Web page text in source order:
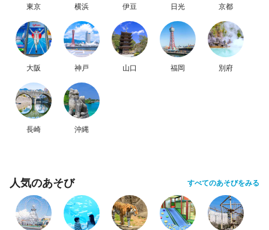
東京 横浜 伊豆 日光 京都
大阪 神戸 山口 福岡 別府
長崎 沖縄
人気のあそび すべてのあそびをみる